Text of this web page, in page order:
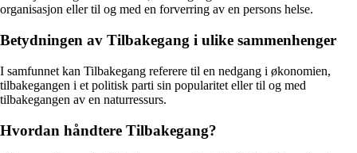
organisasjon eller til og med en forverring av en persons helse.
Betydningen av Tilbakegang i ulike sammenhenger
I samfunnet kan Tilbakegang referere til en nedgang i økonomien,
tilbakegangen i et politisk parti sin popularitet eller til og med
tilbakegangen av en naturressurs.
Hvordan håndtere Tilbakegang?